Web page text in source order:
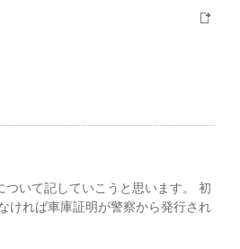
いて記していこうと思います。 初
ければ車庫証明が警察から発行され